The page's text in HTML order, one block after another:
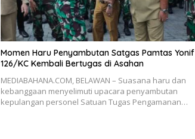
Momen Haru Penyambutan Satgas Pamtas Yonif
126/KC Kembali Bertugas di Asahan
MEDIABAHANA.COM, BELAWAN – Suasana haru dan
kebanggaan menyelimuti upacara penyambutan
kepulangan personel Satuan Tugas Pengamanan…